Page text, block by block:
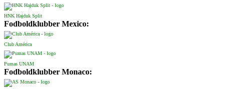
HNK Hajduk Split
Fodboldklubber Mexico:
Club América
Pumas UNAM
Fodboldklubber Monaco: